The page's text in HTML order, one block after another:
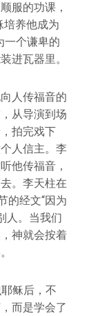
服的功课，
培养他成为
一个谦卑的
进瓦器里。
人传福音的
从导演到场
拍完戏下
人信主。李
他传福音，
。李天柱在
的经文“因为
人。当我们
神就会按着
稣后，不
而是学会了